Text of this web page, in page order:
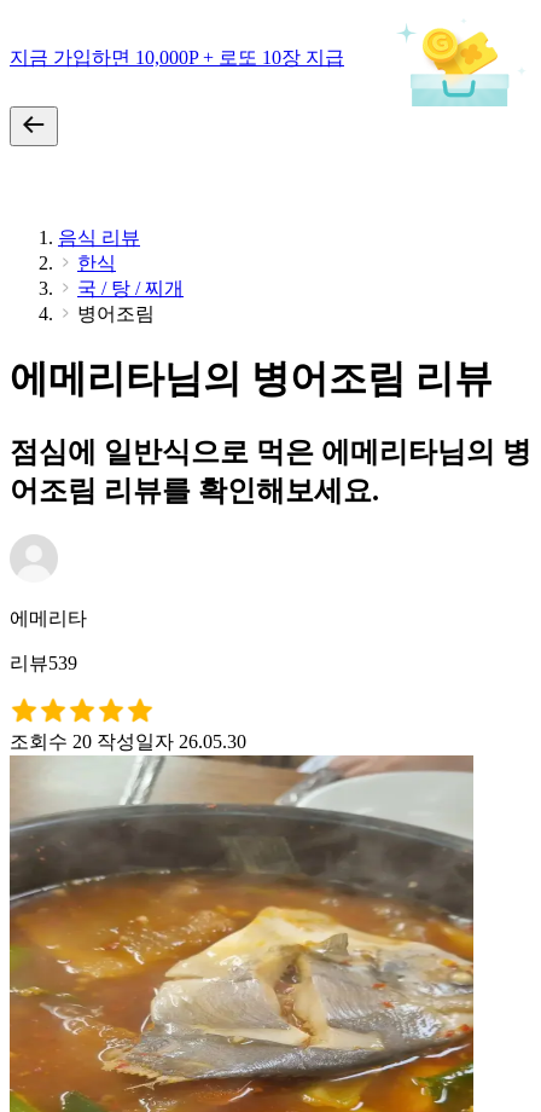
지금 가입하면 10,000P + 로또 10장 지급
음식 리뷰
한식
국 / 탕 / 찌개
병어조림
에메리타님의 병어조림 리뷰
점심에 일반식으로 먹은 에메리타님의 병
어조림 리뷰를 확인해보세요.
에메리타
리뷰539
조회수 20 작성일자 26.05.30